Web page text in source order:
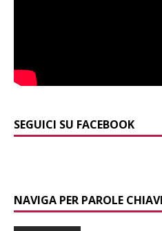
SEGUICI SU FACEBOOK
NAVIGA PER PAROLE